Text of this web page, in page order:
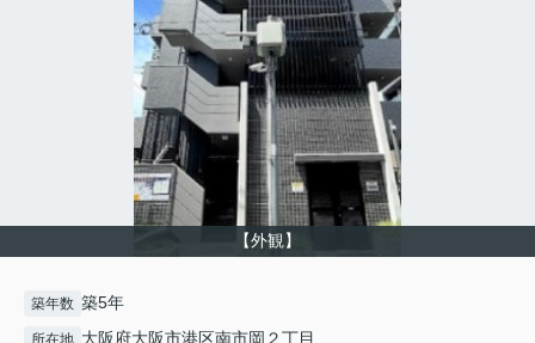
【外観】
築年数 築5年
大阪府大阪市港区南市岡２丁目